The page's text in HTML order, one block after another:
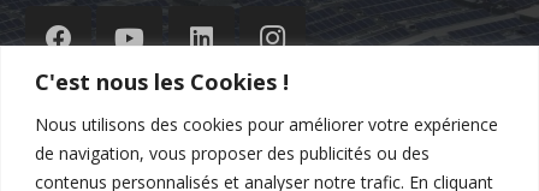
C'est nous les Cookies !
Nous utilisons des cookies pour améliorer votre expérience
de navigation, vous proposer des publicités ou des
contenus personnalisés et analyser notre trafic. En cliquant
Contact